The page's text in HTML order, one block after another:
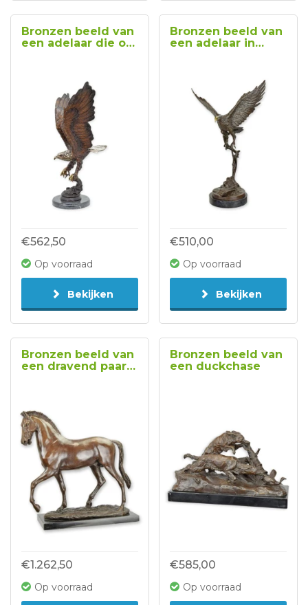
Bronzen beeld van
een adelaar die op
€562,50
Op voorraad
Bekijken
Bronzen beeld van
een adelaar in
€510,00
Op voorraad
Bekijken
Bronzen beeld van
een dravend paard
€1.262,50
Op voorraad
Bronzen beeld van
een duckchase
€585,00
Op voorraad